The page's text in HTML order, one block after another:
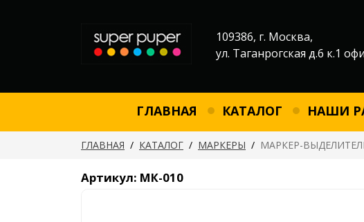
109386, г. Москва,
ул. Таганрогская д.6 к.1
ГЛАВНАЯ КАТАЛОГ НАШИ
ГЛАВНАЯ / КАТАЛОГ / МАРКЕРЫ / МАРКЕР-
Артикул: МК-010